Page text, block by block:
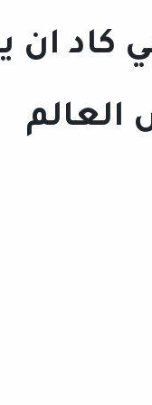
كاد
العالم